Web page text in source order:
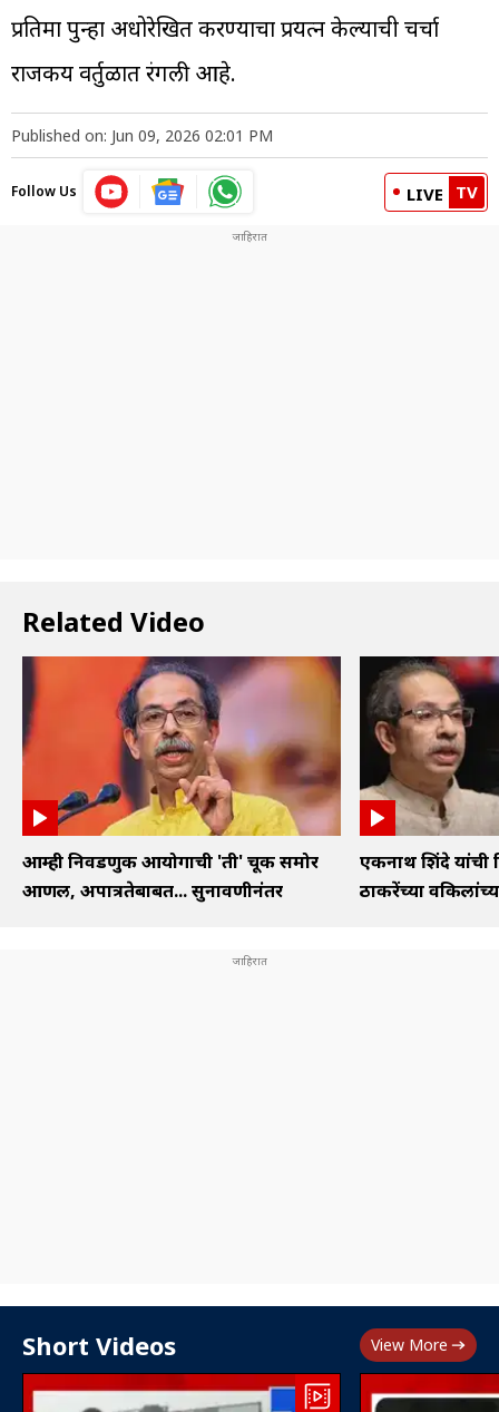
प्रतिमा पुन्हा अधोरेखित करण्याचा प्रयत्न केल्याची चर्चा
राजकीय वर्तुळात रंगली आहे.
Published on: Jun 09, 2026 02:01 PM
Follow Us LIVE TV
Related Video
आम्ही निवडणुक आयोगाची 'ती' चूक समोर
आणली, अपात्रतेबाबत... सुनावणीनंतर
एकनाथ शिंदे यांची
ठाकरेंच्या
Short Videos View More